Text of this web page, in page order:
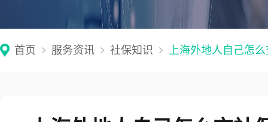
首页 服务资讯 社保知识 上海外地人自己怎